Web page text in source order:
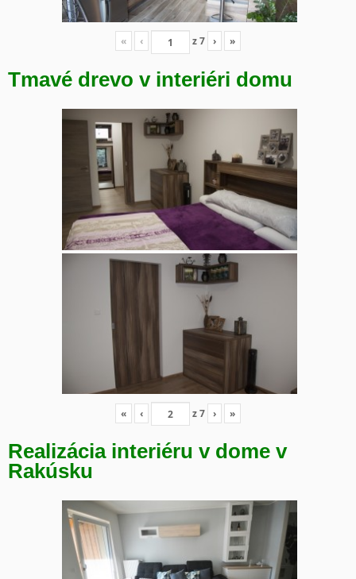
« ‹ z7 › »
Tmavé drevo v interiéri domu
« ‹ z7 › »
Realizácia interiéru v dome v
Rakúsku